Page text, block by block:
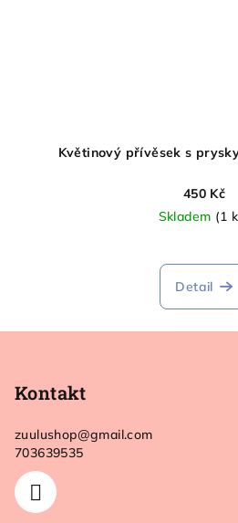
Květinový přívěsek s
450 Kč
Skladem (1
z
Detail
Kontakt
zuulushop@gmail.com
703639535